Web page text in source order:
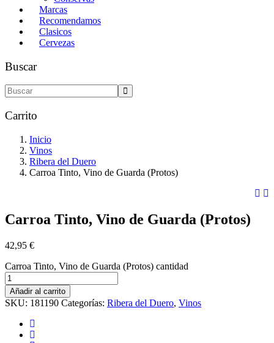
Marcas
Recomendamos
Clasicos
Cervezas
Buscar
Carrito
Inicio
Vinos
Ribera del Duero
Carroa Tinto, Vino de Guarda (Protos)
Carroa Tinto, Vino de Guarda (Protos)
42,95 €
Carroa Tinto, Vino de Guarda (Protos) cantidad
Añadir al carrito
SKU: 181190 Categorías: Ribera del Duero, Vinos